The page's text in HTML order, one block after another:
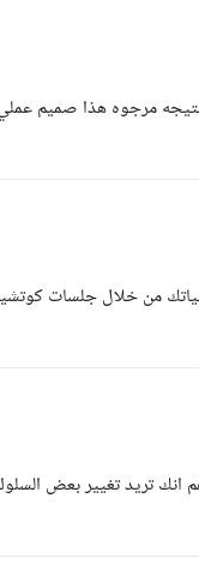
من خلال جلسات
انك تريد تغيير بعض